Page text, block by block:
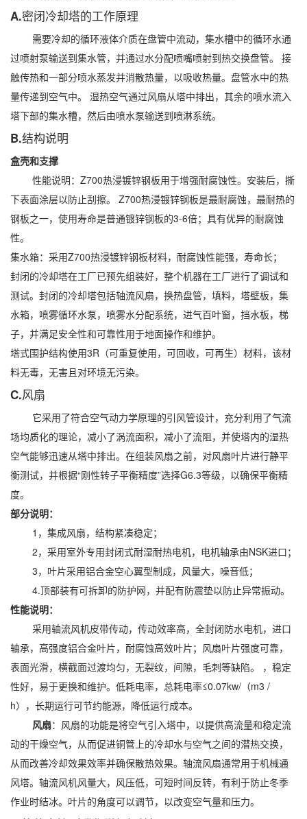
A.密闭冷却塔的工作原理
需要冷却的循环液体介质在盘管中流动，集水槽中的循环水通
过喷射泵输送到集水管，并通过水分配喷嘴喷射到热交换盘管。 接
触传热和一部分喷水蒸发并消散热量，以吸收热量。盘管水中的热
量传递到空气中。 湿热空气通过风扇从塔中排出，其余的喷水流入
塔下部的集水槽，然后由喷水泵输送到喷淋系统。
B.结构说明
盒壳和支撑
性能说明：Z700热浸镀锌钢板用于增强耐腐蚀性。安装后，撕
下表面涂层以防止刮擦。 Z700热浸镀锌钢板是最耐腐蚀，最耐热的
钢板之一，使用寿命是普通镀锌钢板的3-6倍；具有优异的耐腐蚀
性。
集水箱：采用Z700热浸镀锌钢板材料，耐腐蚀性能强，寿命长；
封闭的冷却塔在工厂已预先组装好，整个机器在工厂进行了调试和
测试。封闭的冷却塔包括轴流风扇，换热盘管，填料，塔壁板，集
水箱，喷雾循环水泵，喷雾水分配系统，进气百叶窗，挡水板，梯
子，并满足安全性和可靠性用于地面操作和维护。
塔式围护结构使用3R（可重复使用，可回收，可再生）材料，该材
料无毒，无害且对环境无污染。
C.风扇
它采用了符合空气动力学原理的引风管设计，充分利用了气流
场均质化的理论，减小了涡流面积，减小了流阻，并使塔内的湿热
空气能够迅速从塔中排出。在组装风扇之前，对风扇叶片进行静平
衡测试，并根据“刚性转子平衡精度”选择G6.3等级，以确保平衡精
度。
部分说明：
1，集成风扇，结构紧凑稳定；
2，采用室外专用封闭式耐湿耐热电机，电机轴承由NSK进口；
3，叶片采用铝合金空心翼型制成，风量大，噪音低；
4.顶部装有可拆卸的防护网，并配有防震垫以防止异常振动。
性能说明：
采用轴流风机皮带传动，传动效率高，全封闭防水电机，进口
轴承，高强度铝合金叶片，耐腐蚀高效叶片；风扇叶片强度可靠，
表面光滑，横截面过渡均匀，无裂纹，间隙，毛刺等缺陷。 ，稳定
性好，易于更换和维护。低耗电率，总耗电率≤0.07kw/（m3 /
h），长期运行可节约能源，降低运行成本。
风扇：风扇的功能是将空气引入塔中，以提供高流量和稳定流
动的干燥空气，从而促进铜管上的冷却水与空气之间的潜热交换，
从而改善冷却效果效率并确保散热效果。轴流风扇通常用于机械通
风塔。轴流风机风量大，风压低，可短时间反转，有利于防止冬季
作业时结冰。叶片的角度可以调节，以改变空气量和压力。